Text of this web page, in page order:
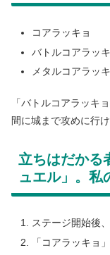
コアラッキョ
バトルコアラッ
メタルコアラッ
「バトルコアラッキ
間に城まで攻めに行け
立ちはだかる
ュエル」。私
ステージ開始後
「コアラッキョ